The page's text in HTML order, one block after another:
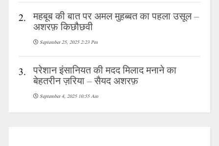
2. महबूब की बात पर अमल मुहब्बत का पहला उसूल –
अशरफ़ किछौछवी
September 25, 2025 2:23 Pm
3. परेशान इंसानियत की मदद मिलाद मनाने का
बेहतरीन ज़रिया – सैयद अशरफ़
September 4, 2025 10:55 Am